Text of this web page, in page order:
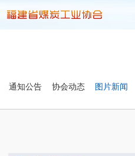
通知公告 协会动态 图片新闻